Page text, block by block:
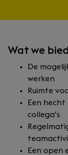
Wat we
De
werken
Ruimte
Een
collega’s
Een open